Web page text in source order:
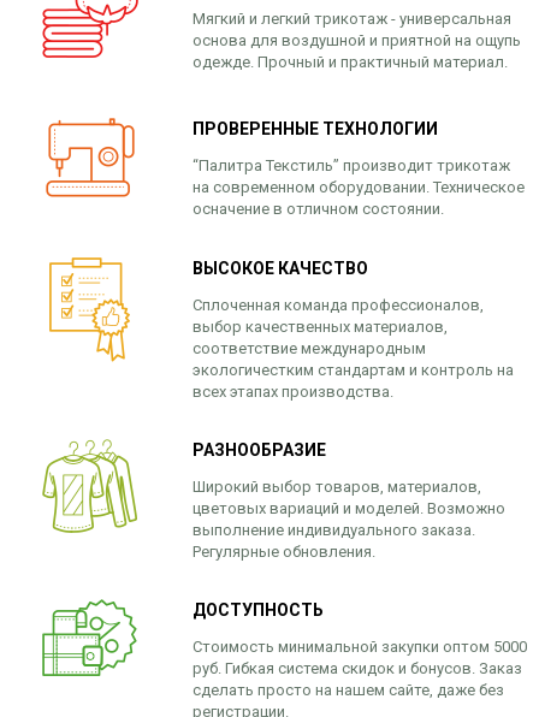
Мягкий и легкий трикотаж - универсальная
основа для воздушной и приятной на ощупь
одежде. Прочный и практичный материал.
ПРОВЕРЕННЫЕ ТЕХНОЛОГИИ
“Палитра Текстиль” производит трикотаж
на современном оборудовании. Техническое
осначение в отличном состоянии.
ВЫСОКОЕ КАЧЕСТВО
Сплоченная команда профессионалов,
выбор качественных материалов,
соответствие международным
экологичестким стандартам и контроль на
всех этапах производства.
РАЗНООБРАЗИЕ
Широкий выбор товаров, материалов,
цветовых вариаций и моделей. Возможно
выполнение индивидуального заказа.
Регулярные обновления.
ДОСТУПНОСТЬ
Стоимость минимальной закупки оптом 5000
руб. Гибкая система скидок и бонусов. Заказ
сделать просто на нашем сайте, даже без
регистрации.